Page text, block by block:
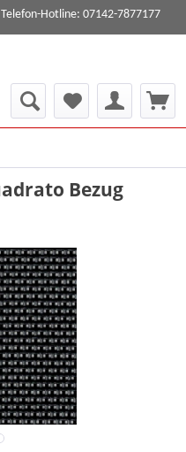
Telefon-Hotline: 07142-7877177
Bezug